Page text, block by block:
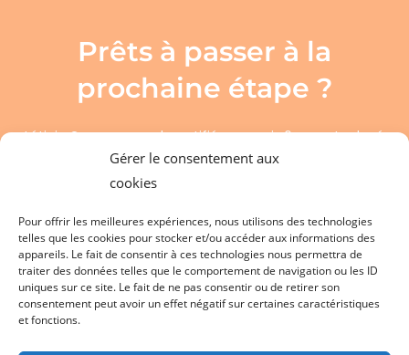
Gérer le consentement aux
cookies
Pour offrir les meilleures expériences, nous utilisons des technologies
telles que les cookies pour stocker et/ou accéder aux informations des
appareils. Le fait de consentir à ces technologies nous permettra de
traiter des données telles que le comportement de navigation ou les ID
uniques sur ce site. Le fait de ne pas consentir ou de retirer son
consentement peut avoir un effet négatif sur certaines caractéristiques
et fonctions.
Prêts à passer à la
prochaine étape ?
Léticia Granger, coach certifiée rncp niv.6, experte du ré
alignement : bien-être au travail, santé mentale, burnout et
entrepreneuriat – Haute-Loire (43), Loire (42) ou à distance
A propos Blog
Mes accompagnements
Tout commence par une RENCONTRE OFFERTE